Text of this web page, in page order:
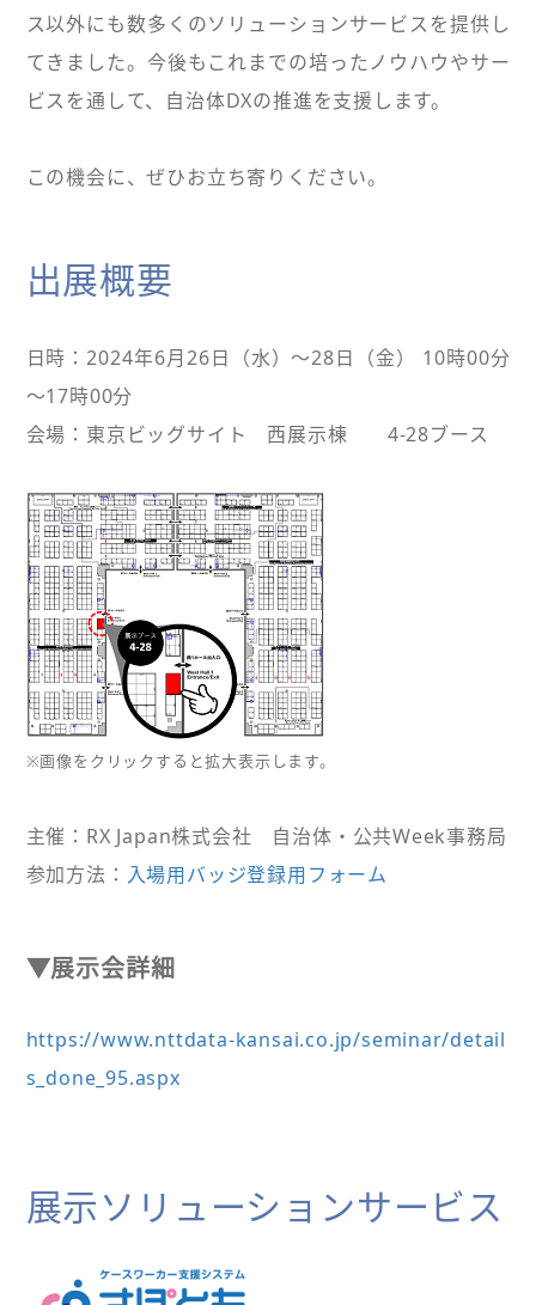
ス以外にも数多くのソリューションサービスを提供し
てきました。今後もこれまでの培ったノウハウやサー
ビスを通して、自治体DXの推進を支援します。
この機会に、ぜひお立ち寄りください。
出展概要
日時：2024年6月26日（水）～28日（金） 10時00分
～17時00分
会場：東京ビッグサイト 西展示棟 4-28ブース
※画像をクリックすると拡大表示します。
主催：RX Japan株式会社 自治体・公共Week事務局
参加方法： 入場用バッジ登録用フォーム
▼展示会詳細
https://www.nttdata-kansai.co.jp/seminar/detail
s_done_95.aspx
展示ソリューションサービス